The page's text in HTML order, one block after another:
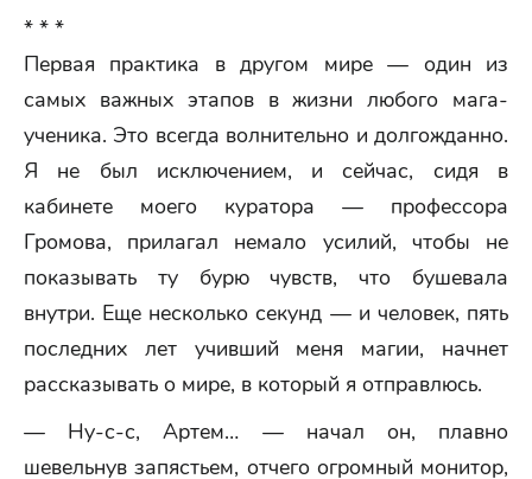
* * *
Первая практика в другом мире — один из
самых важных этапов в жизни любого мага-
ученика. Это всегда волнительно и долгожданно.
Я не был исключением, и сейчас, сидя в
кабинете моего куратора — профессора
Громова, прилагал немало усилий, чтобы не
показывать ту бурю чувств, что бушевала
внутри. Еще несколько секунд — и человек, пять
последних лет учивший меня магии, начнет
рассказывать о мире, в который я отправлюсь.
— Ну-с-с, Артем… — начал он, плавно
шевельнув запястьем, отчего огромный монитор,